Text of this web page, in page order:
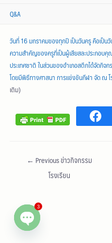
Q&A
วันที่ 16 มกราคมของทุกปี เป็นวันครู คือเป็น
ความสำคัญของครูที่เป็นผู้เสียสละประกอบคุ
ประเทศชาติ ในส่วนของอำเภอสตึกได้จัดกิ
โดยมีพิธีทางศาสนา การแข่งขันกีฬา จัด ณ
เติม)
← Previous ข่าวกิจกรรม
โรงเรียน
3